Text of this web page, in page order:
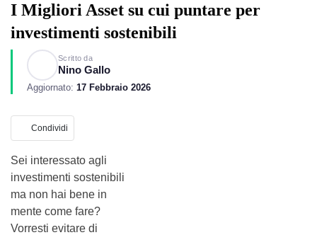
I Migliori Asset su cui puntare per
investimenti sostenibili
Scritto da
Nino Gallo
Aggiornato: 17 Febbraio 2026
Condividi
Sei interessato agli
investimenti sostenibili
ma non hai bene in
mente come fare?
Vorresti evitare di